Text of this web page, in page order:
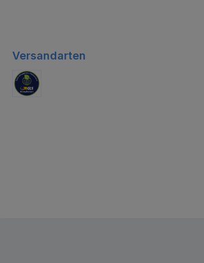
Versandarten